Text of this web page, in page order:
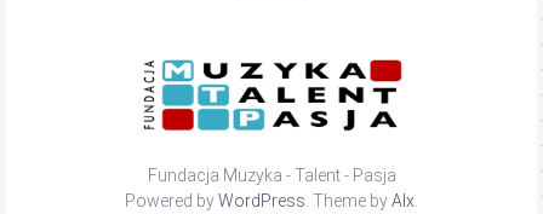
Fundacja Muzyka - Talent - Pasja
Powered byWordPress . Theme byAlx